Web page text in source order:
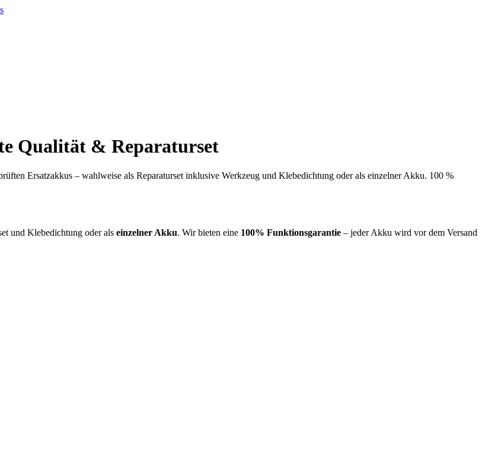
Qualität & Reparaturset
Ersatzakkus – wahlweise als Reparaturset inklusive Werkzeug und Klebedichtung oder als einzelner Akku. 100 %
und Klebedichtung oder als einzelner Akku. Wir bieten eine 100% Funktionsgarantie – jeder Akku wird vor dem Versand